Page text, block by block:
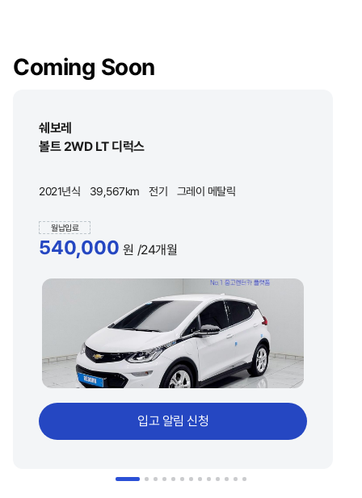
Coming Soon
쉐보레
볼트 2WD LT 디럭스
2021년식 39,567km 전기 그레이 메탈릭
월납입료
540,000 원 /24개월
입고 알림 신청